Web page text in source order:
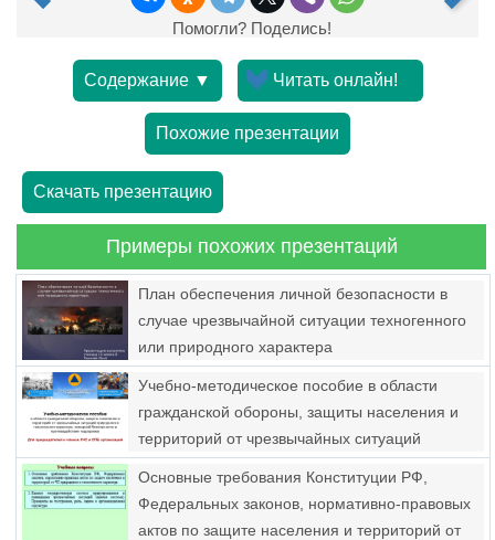
Помогли? Поделись!
Содержание ▼ Читать онлайн!
Похожие презентации
Скачать презентацию
Примеры похожих презентаций
План обеспечения личной безопасности в
случае чрезвычайной ситуации техногенного
или природного характера
Учебно-методическое пособие в области
гражданской обороны, защиты населения и
территорий от чрезвычайных ситуаций
пожарной безопасности
Основные требования Конституции РФ,
Федеральных законов, нормативно-правовых
актов по защите населения и территорий от